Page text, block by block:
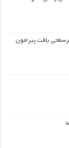
بافت پیرامون